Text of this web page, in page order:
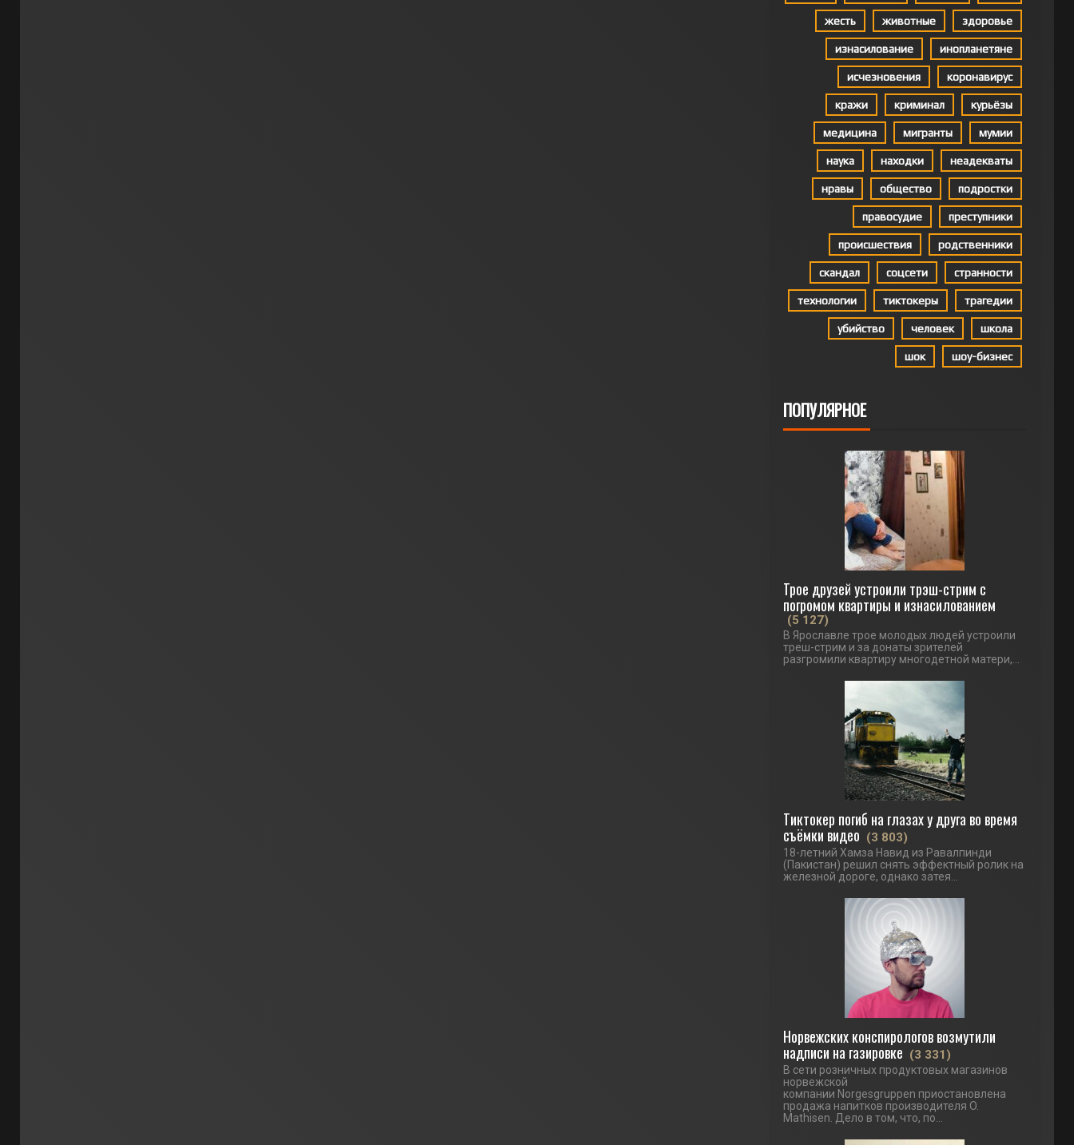
жесть животные здоровье
изнасилование инопланетяне
исчезновения коронавирус
кражи криминал курьёзы
медицина мигранты мумии
наука находки неадекваты
нравы общество подростки
правосудие преступники
происшествия родственники
скандал соцсети странности
технологии тиктокеры трагедии
убийство человек школа
шок шоу-бизнес
ПОПУЛЯРНОЕ
Трое друзей устроили трэш-стрим с
погромом квартиры и изнасилованием
(5 127)
В Ярославле трое молодых людей устроили
треш-стрим и за донаты зрителей
разгромили квартиру многодетной матери,...
Тиктокер погиб на глазах у друга во время
съёмки видео (3 803)
18-летний Хамза Навид из Равалпинди
(Пакистан) решил снять эффектный ролик на
железной дороге, однако затея...
Норвежских конспирологов возмутили
надписи на газировке (3 331)
В сети розничных продуктовых магазинов
норвежской
компании Norgesgruppen приостановлена
продажа напитков производителя O.
Mathisen. Дело в том, что, по...